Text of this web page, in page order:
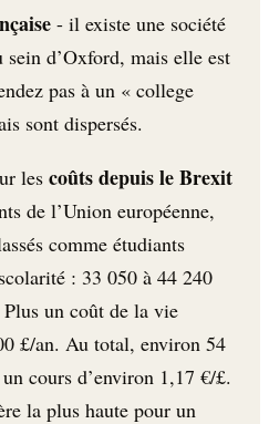
- il existe une société
sein d’Oxford, mais elle est
pas à un « college
sont dispersés.
les coûts depuis le Brexit
de l’Union européenne,
comme étudiants
: 33 050 à 44 240
Plus un coût de la vie
£/an. Au total, environ 54
cours d’environ 1,17 €/£.
la plus haute pour un